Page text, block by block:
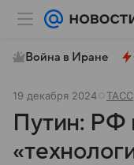
Война в Иране
19 декабря 2024 ТАСС
Путин: РФ